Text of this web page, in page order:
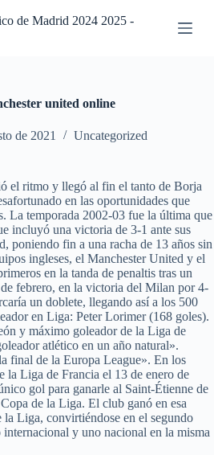
de Madrid 2024 2025 -
united online
de 2021 Uncategorized
el ritmo y llegó al fin el tanto de Borja
en las oportunidades que
La temporada 2002-03 fue la última que
incluyó una victoria de 3-1 ante sus
poniendo fin a una racha de 13 años sin
ingleses, el Manchester United y el
en la tanda de penaltis tras un
febrero, en la victoria del Milan por 4-
un doblete, llegando así a los 500
en Liga: Peter Lorimer (168 goles).
y máximo goleador de la Liga de
atlético en un año natural».
final de la Europa League». En los
la Liga de Francia el 13 de enero de
gol para ganarle al Saint-Étienne de
de la Liga. El club ganó en esa
la Liga, convirtiéndose en el segundo
y uno nacional en la misma